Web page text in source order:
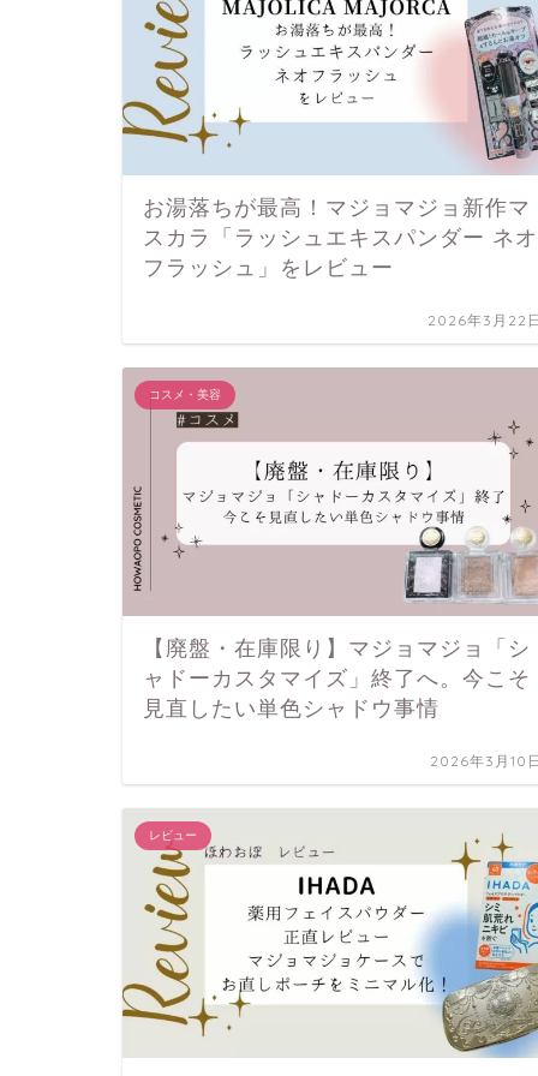
お湯落ちが最高！マジョマジョ新作マ
スカラ「ラッシュエキスパンダー ネオ
フラッシュ」をレビュー
2026年3月22
コスメ・美容
【廃盤・在庫限り】マジョマジョ「シ
ャドーカスタマイズ」終了へ。今こそ
見直したい単色シャドウ事情
2026年3月10
レビュー